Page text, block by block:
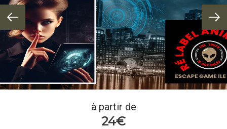
blackout sur ré
à partir de
24€